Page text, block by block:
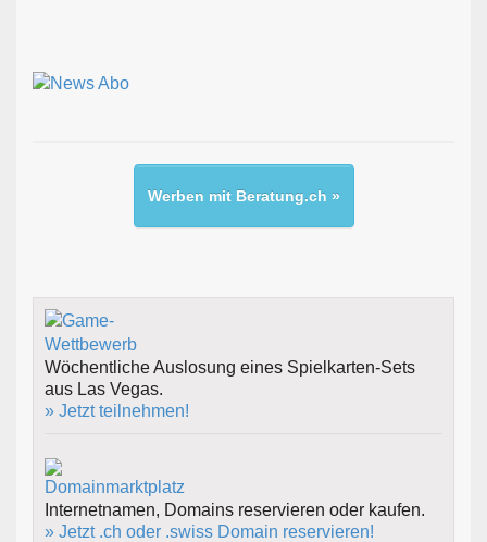
Werben mit Beratung.ch »
Wöchentliche Auslosung eines Spielkarten-Sets
aus Las Vegas.
» Jetzt teilnehmen!
Internetnamen, Domains reservieren oder kaufen.
» Jetzt .ch oder .swiss Domain reservieren!